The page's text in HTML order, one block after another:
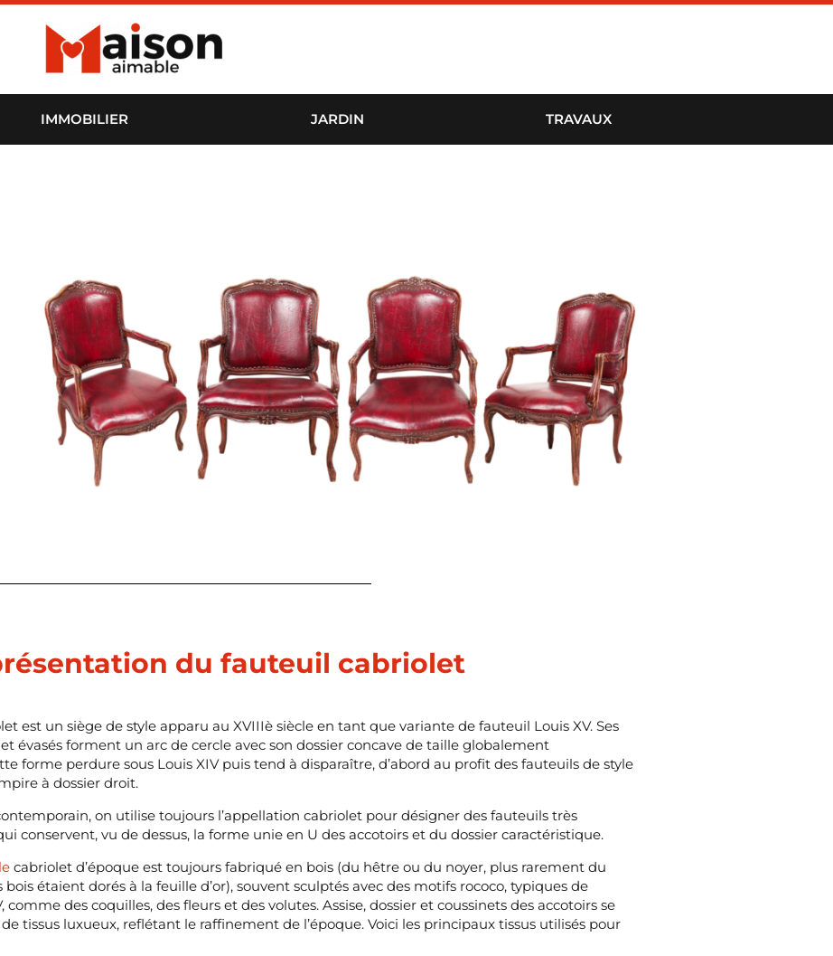
IMMOBILIER JARDIN TRAVAUX
du fauteuil cabriolet
est un siège de style apparu au XVIIIè siècle en tant que variante de fauteuil Louis XV. Ses
évasés forment un arc de cercle avec son dossier concave de taille globalement
forme perdure sous Louis XIV puis tend à disparaître, d’abord au profit des fauteuils de style
à dossier droit.
on utilise toujours l’appellation cabriolet pour désigner des fauteuils très
conservent, vu de dessus, la forme unie en U des accotoirs et du dossier caractéristique.
cabriolet d’époque est toujours fabriqué en bois (du hêtre ou du noyer, plus rarement du
bois étaient dorés à la feuille d’or), souvent sculptés avec des motifs rococo, typiques de
comme des coquilles, des fleurs et des volutes. Assise, dossier et coussinets des accotoirs se
tissus luxueux, reflétant le raffinement de l’époque. Voici les principaux tissus utilisés pour